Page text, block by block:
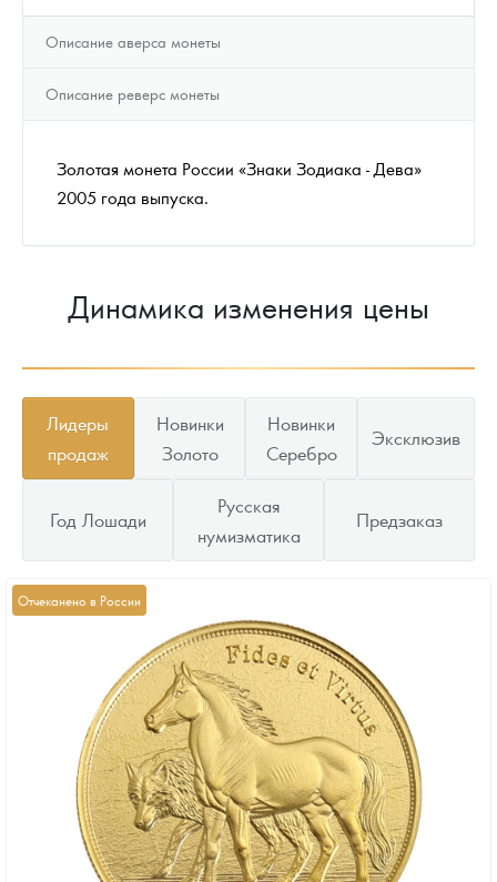
Описание аверса монеты
Описание реверс монеты
Золотая монета России «Знаки Зодиака - Дева»
2005 года выпуска.
Динамика изменения цены
Лидеры
продаж
Новинки
Золото
Новинки
Серебро
Эксклюзив
Год Лошади
Русская
нумизматика
Предзаказ
Отчеканено в России